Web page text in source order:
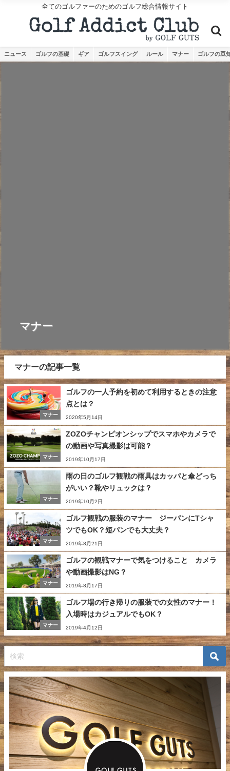
全てのゴルファーのためのゴルフ総合情報サイト
ニュース ゴルフの基礎 ギア ゴルフスイング ルール マナー ゴルフの豆
マナー
マナーの記事一覧
マナー
ゴルフの一人予約を初めて利用するときの注意
点とは？
2020年5月14日
マナー
ZOZOチャンピオンシップでスマホやカメラで
の動画や写真撮影は可能？
2019年10月17日
マナー
雨の日のゴルフ観戦の雨具はカッパと傘どっち
がいい？靴やリュックは？
2019年10月2日
マナー
ゴルフ観戦の服装のマナー ジーパンにTシャ
ツでもOK？短パンでも大丈夫？
2019年8月21日
マナー
ゴルフの観戦マナーで気をつけること カメラ
や動画撮影はNG？
2019年8月17日
マナー
ゴルフ場の行き帰りの服装での女性のマナー！
入場時はカジュアルでもOK？
2019年4月12日